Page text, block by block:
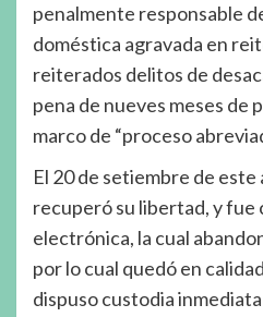
penalmente responsable
doméstica agravada en
reiterados delitos de
pena de nueves meses de
marco de “proceso
El 20 de setiembre de
recuperó su libertad, y
electrónica, la cual
por lo cual quedó en
dispuso custodia